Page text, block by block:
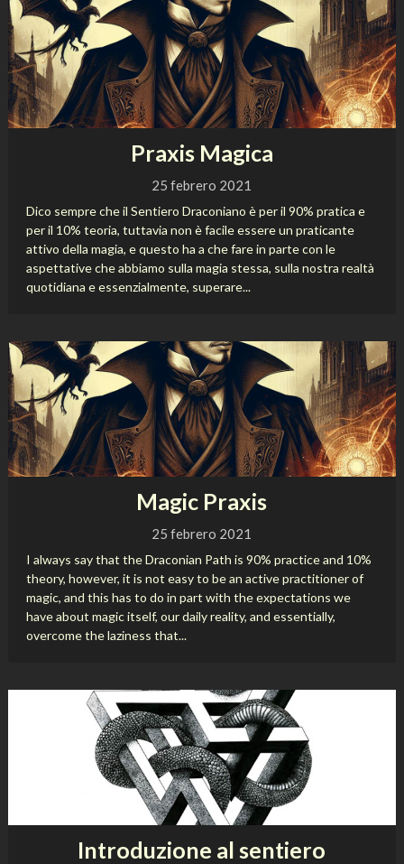
Praxis Magica
25 febrero 2021
Dico sempre che il Sentiero Draconiano è per il 90% pratica e
per il 10% teoria, tuttavia non è facile essere un praticante
attivo della magia, e questo ha a che fare in parte con le
aspettative che abbiamo sulla magia stessa, sulla nostra realtà
quotidiana e essenzialmente, superare...
Magic Praxis
25 febrero 2021
I always say that the Draconian Path is 90% practice and 10%
theory, however, it is not easy to be an active practitioner of
magic, and this has to do in part with the expectations we
have about magic itself, our daily reality, and essentially,
overcome the laziness that...
Introduzione al sentiero